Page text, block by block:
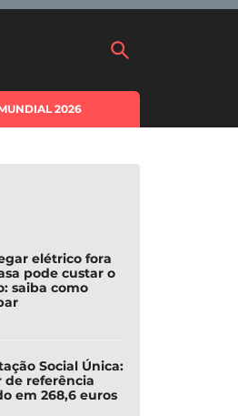
2026
elétrico fora
pode custar o
saiba como
Social Única:
de referência
em 268,6 euros